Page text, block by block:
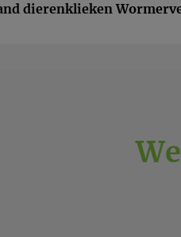
dierenklieken